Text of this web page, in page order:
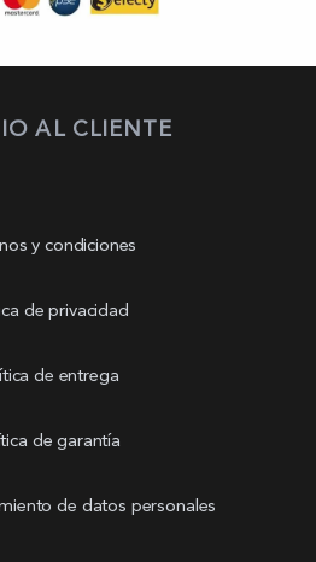
AL CLIENTE
y condiciones
de privacidad
de entrega
de garantía
de datos personales